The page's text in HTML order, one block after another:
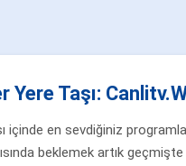
Taşı:
içinde en sevdiğiniz
beklemek artık